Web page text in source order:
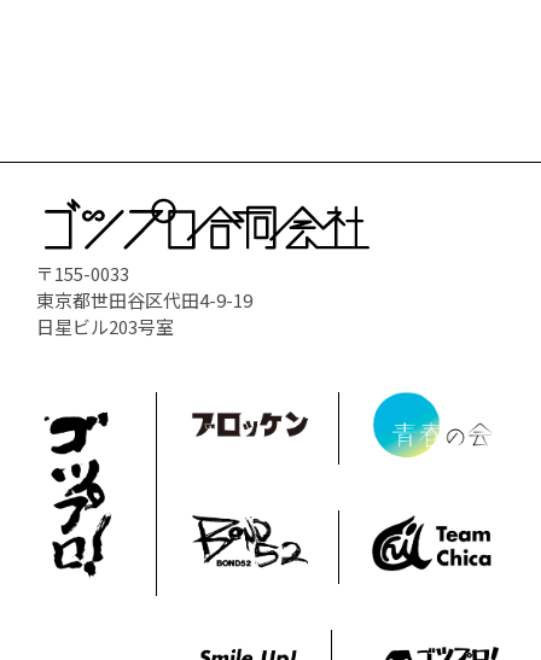
〒155-0033
東京都世田谷区代田4-9-19
日星ビル203号室